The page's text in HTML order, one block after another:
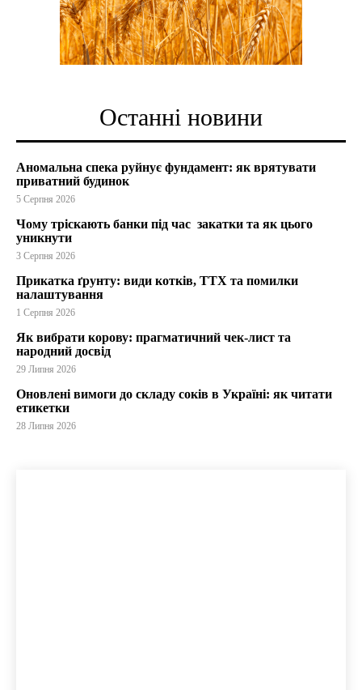
Останні новини
Аномальна спека руйнує фундамент: як врятувати
приватний будинок
5 Серпня 2026
Чому тріскають банки під час закатки та як цього
уникнути
3 Серпня 2026
Прикатка ґрунту: види котків, ТТХ та помилки
налаштування
1 Серпня 2026
Як вибрати корову: прагматичний чек-лист та
народний досвід
29 Липня 2026
Оновлені вимоги до складу соків в Україні: як читати
етикетки
28 Липня 2026